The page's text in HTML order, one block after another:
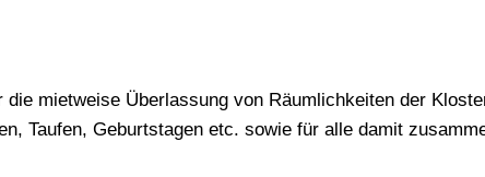
mietweise Überlassung von Räumlichkeiten der
Taufen, Geburtstagen etc. sowie für alle damit